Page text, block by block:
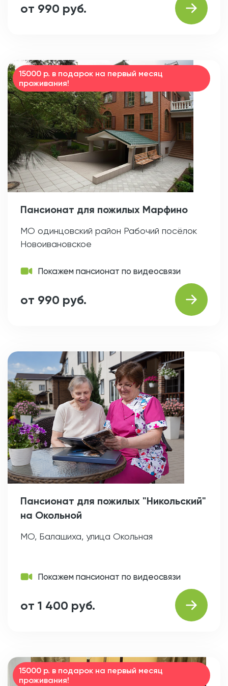
от 990 руб.
15000 р. в подарок на первый месяц
проживания!
Пансионат для пожилых Марфино
МО одинцовский район Рабочий посёлок
Новоивановское
Покажем пансионат по видеосвязи
от 990 руб.
Пансионат для пожилых "Никольский"
на Окольной
МО, Балашиха, улица Окольная
Покажем пансионат по видеосвязи
от 1 400 руб.
15000 р. в подарок на первый месяц
проживания!